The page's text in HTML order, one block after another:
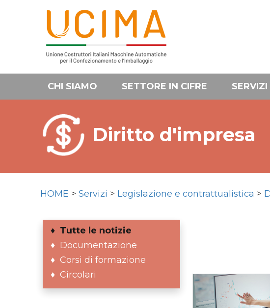
CHI SIAMO SETTORE IN CIFRE SERVIZI
Diritto d'impresa
HOME > Servizi > Legislazione e contrattualistica >
Tutte le notizie
Documentazione
Corsi di formazione
Circolari